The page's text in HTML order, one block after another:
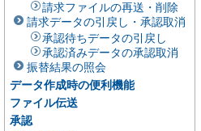
請求ファイルの再送・削除
請求データの引戻し・承認取消
承認待ちデータの引戻し
承認済みデータの承認取消
振替結果の照会
データ作成時の便利機能
ファイル伝送
承認